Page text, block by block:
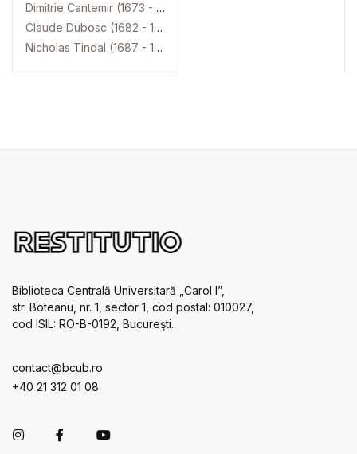
Dimitrie Cantemir (1673 - 1723)
Claude Dubosc (1682 - 1745)
Nicholas Tindal (1687 - 1774)
Biblioteca Centrală Universitară „Carol I”,
str. Boteanu, nr. 1, sector 1, cod postal: 010027,
cod ISIL: RO-B-0192, Bucureşti.
contact@bcub.ro
+40 21 312 01 08